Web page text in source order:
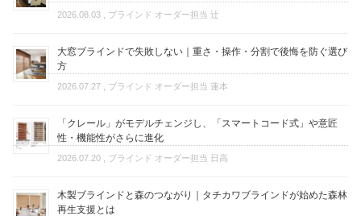
2026.08.03 , ブラインド オーダー担当 辻
大窓ブラインドで失敗しない｜重さ・操作・分割で後悔を防ぐ選び
方
2026.07.27 , ブラインド オーダー担当 蓮本
「クレール」がモデルチェンジし、「スマートコード式」や意匠
性・機能性がさらに進化
2026.07.20 , ブラインド オーダー担当 日高
木製ブラインドと森のつながり｜タチカワブラインドが始めた森林
再生支援とは